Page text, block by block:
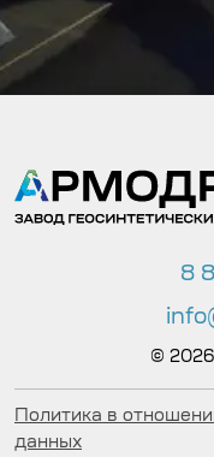
8
©
Политика в
данных